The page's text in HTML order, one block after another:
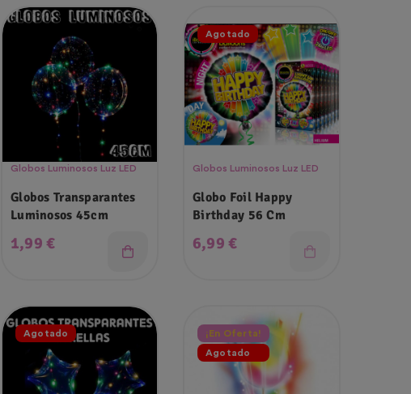
Globos Luminosos Luz LED
Globos Transparantes
Luminosos 45cm
Precio
1,99 €
Agotado
Globos Luminosos Luz LED
Globo Foil Happy
Birthday 56 Cm
Precio
6,99 €
Agotado
¡En Oferta!
Agotado